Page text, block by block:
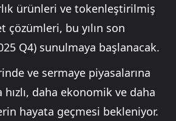
ürünleri ve tokenleştirilmiş
çözümleri, bu yılın son
Q4) sunulmaya başlanacak.
ve sermaye piyasalarına
daha ekonomik ve daha
hayata geçmesi bekleniyor.